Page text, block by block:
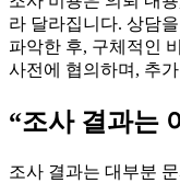
라 달라집니다. 상담
파악한 후, 구체적인
사전에 협의하며, 추
“조사 결과는
조사 결과는 대부분